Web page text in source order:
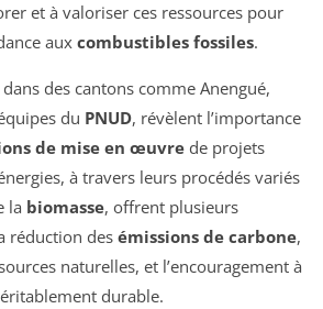
et à valoriser ces ressources pour
aux combustibles fossiles.
des cantons comme Anengué,
du PNUD, révèlent l’importance
de mise en œuvre de projets
à travers leurs procédés variés
la biomasse, offrent plusieurs
réduction des émissions de carbone,
naturelles, et l’encouragement à
durable.